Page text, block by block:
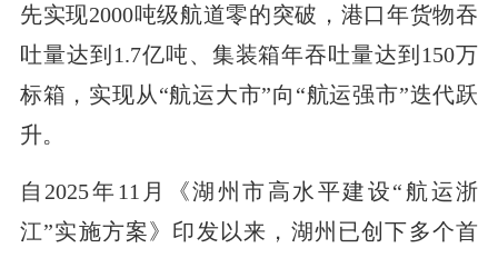
先实现2000吨级航道零的突破，港口年货物吞
吐量达到1.7亿吨、集装箱年吞吐量达到150万
标箱，实现从“航运大市”向“航运强市”迭代跃
升。
自2025年11月《湖州市高水平建设“航运浙
江”实施方案》印发以来，湖州已创下多个首